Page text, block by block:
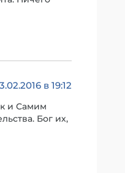
в 19:12
и Самим
Бог их,